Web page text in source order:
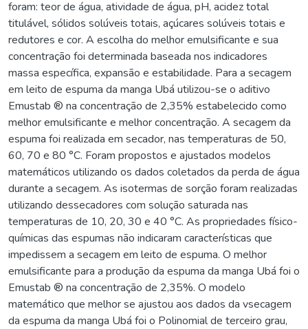
foram: teor de água, atividade de água, pH, acidez total
titulável, sólidos solúveis totais, açúcares solúveis totais e
redutores e cor. A escolha do melhor emulsificante e sua
concentração foi determinada baseada nos indicadores
massa específica, expansão e estabilidade. Para a secagem
em leito de espuma da manga Ubá utilizou-se o aditivo
Emustab ® na concentração de 2,35% estabelecido como
melhor emulsificante e melhor concentração. A secagem da
espuma foi realizada em secador, nas temperaturas de 50,
60, 70 e 80 °C. Foram propostos e ajustados modelos
matemáticos utilizando os dados coletados da perda de água
durante a secagem. As isotermas de sorção foram realizadas
utilizando dessecadores com solução saturada nas
temperaturas de 10, 20, 30 e 40 °C. As propriedades físico-
químicas das espumas não indicaram características que
impedissem a secagem em leito de espuma. O melhor
emulsificante para a produção da espuma da manga Ubá foi o
Emustab ® na concentração de 2,35%. O modelo
matemático que melhor se ajustou aos dados da vsecagem
da espuma da manga Ubá foi o Polinomial de terceiro grau,